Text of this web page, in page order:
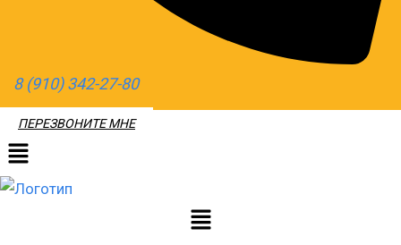
8 (910) 342-27-80
ПЕРЕЗВОНИТЕ МНЕ
Меню